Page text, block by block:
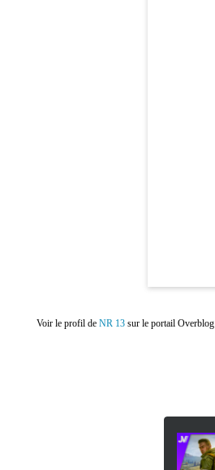
Voir le profil de NR 13sur le portail Overblog